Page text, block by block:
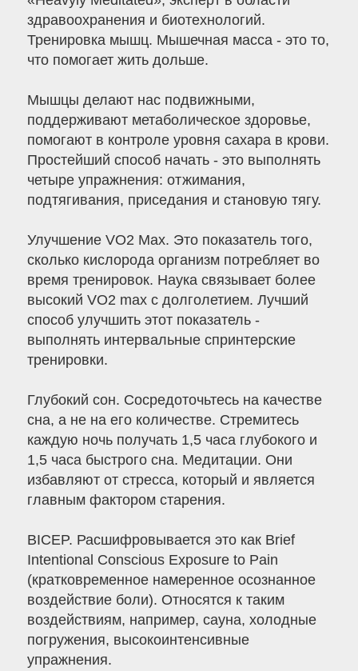
здравоохранения и биотехнологий.
Тренировка мышц. Мышечная масса - это то,
что помогает жить дольше.
Мышцы делают нас подвижными,
поддерживают метаболическое здоровье,
помогают в контроле уровня сахара в крови.
Простейший способ начать - это выполнять
четыре упражнения: отжимания,
подтягивания, приседания и становую тягу.
Улучшение VO2 Max. Это показатель того,
сколько кислорода организм потребляет во
время тренировок. Наука связывает более
высокий VO2 max с долголетием. Лучший
способ улучшить этот показатель -
выполнять интервальные спринтерские
тренировки.
Глубокий сон. Сосредоточьтесь на качестве
сна, а не на его количестве. Стремитесь
каждую ночь получать 1,5 часа глубокого и
1,5 часа быстрого сна. Медитации. Они
избавляют от стресса, который и является
главным фактором старения.
BICEP. Расшифровывается это как Brief
Intentional Conscious Exposure to Pain
(кратковременное намеренное осознанное
воздействие боли). Относятся к таким
воздействиям, например, сауна, холодные
погружения, высокоинтенсивные
упражнения.